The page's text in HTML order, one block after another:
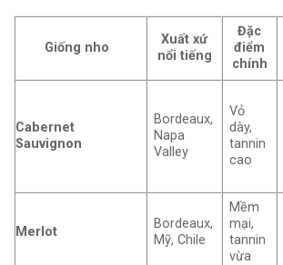
Giống nho
Xuất xứ
nổi tiếng
Đặc
điểm
chính
Cabernet
Sauvignon
Bordeaux,
Napa
Valley
Vỏ
dày,
tannin
cao
Merlot
Bordeaux,
Mỹ, Chile
Mềm
mại,
tannin
vừa